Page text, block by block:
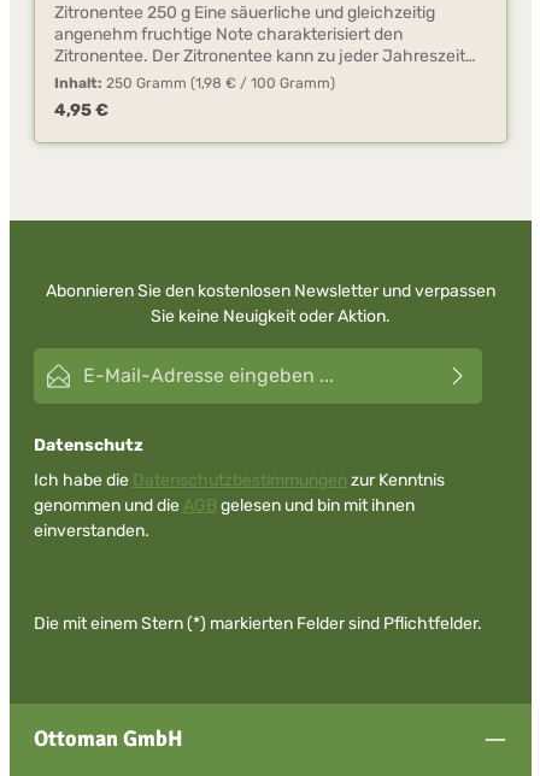
Zitronentee 250 g Eine säuerliche und gleichzeitig
angenehm fruchtige Note charakterisiert den
Zitronentee. Der Zitronentee kann zu jeder Jahreszeit
genossen werden. Ohne großen Zeitaufwand können Sie
diesen Tee mit kaltem oder warmem Wasser zubereiten.
Das Teepulver ist vielseitig verwendbar, z.B. für die
Herstellung von Fruchtschorlen, Kuchen, Pudding.
Inhalt: 250 Gramm (1,98 € / 100 Gramm)
Regulärer Preis:
4,95 €
Abonnieren Sie den kostenlosen Newsletter und verpassen
Sie keine Neuigkeit oder Aktion.
E-Mail-Adresse*
Datenschutz
Ich habe die Datenschutzbestimmungen zur Kenntnis
genommen und die AGB gelesen und bin mit ihnen
einverstanden.
Die mit einem Stern (*) markierten Felder sind Pflichtfelder.
Ottoman GmbH